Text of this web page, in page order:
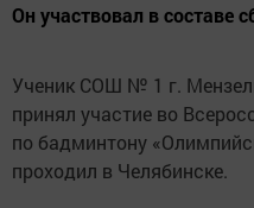
Он участвовал в составе
Ученик СОШ № 1 г.
принял участие во
по бадминтону
проходил в Челябинске.